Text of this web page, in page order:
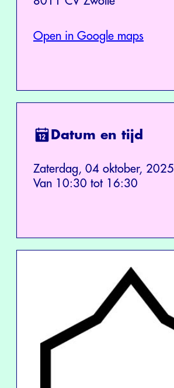
Open in Google maps
Datum en tijd
Zaterdag, 04 oktober, 2025
Van 10:30 tot 16:30